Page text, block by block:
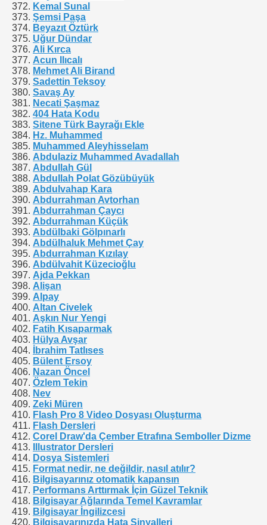
Kemal Sunal
Şemsi Paşa
Beyazıt Öztürk
Uğur Dündar
Ali Kırca
Acun Ilıcalı
Mehmet Ali Birand
Sadettin Teksoy
Savaş Ay
Necati Şaşmaz
404 Hata Kodu
Sitene Türk Bayrağı Ekle
Hz. Muhammed
Muhammed Aleyhisselam
Abdulaziz Muhammed Avadallah
Abdullah Gül
Abdullah Polat Gözübüyük
Abdulvahap Kara
Abdurrahman Avtorhan
Abdurrahman Çaycı
Abdurrahman Küçük
Abdülbaki Gölpınarlı
Abdülhaluk Mehmet Çay
Abdurrahman Kızılay
Abdülvahit Küzecioğlu
Ajda Pekkan
Alişan
Alpay
Altan Civelek
Aşkın Nur Yengi
Fatih Kısaparmak
Hülya Avşar
İbrahim Tatlıses
Bülent Ersoy
Nazan Öncel
Özlem Tekin
Nev
Zeki Müren
Flash Pro 8 Video Dosyası Oluşturma
Flash Dersleri
Corel Draw'da Çember Etrafına Semboller Dizme
Illustrator Dersleri
Dosya Sistemleri
Format nedir, ne değildir, nasıl atılır?
Bilgisayarınız otomatik kapansın
Performans Arttırmak İçin Güzel Teknik
Bilgisayar Ağlarında Temel Kavramlar
Bilgisayar İngilizcesi
Bilgisayarınızda Hata Sinyalleri